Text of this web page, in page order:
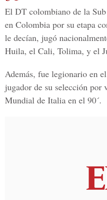
El DT colombiano de la
en Colombia por su etapa
le decían, jugó
Huila, el Cali, Tolima, y el
Además, fue legionario en
jugador de su selección por
Mundial de Italia en el 90´.